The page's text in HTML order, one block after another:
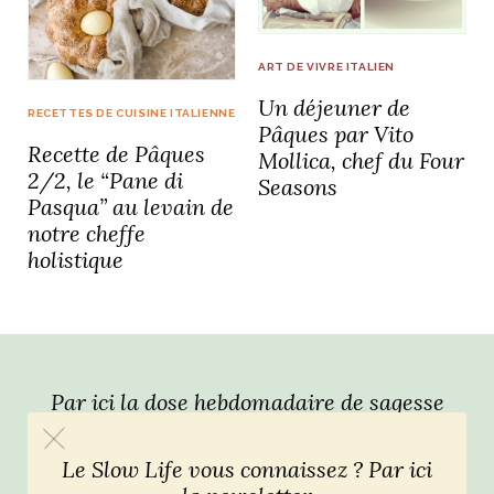
ITALIEN
joie de vivre
SUBLIME ! LE DÉCOR ITALIEN
Lucia
ARTISANAT ITALIEN
ET FUGUEUSES
AND I
journal
bord
WEBSERIE
Dolce Follia
RECETTES DE CUISINE ITALIENNE
Recette de Pâques
2/2, le “Pane di
Pasqua” au levain de
notre cheffe
holistique
ART DE VIVRE ITALIEN
Un déjeuner de
Pâques par Vito
Mollica, chef du Four
Seasons
Par ici la dose hebdomadaire de sagesse
Le Slow Life vous connaissez ? Par ici